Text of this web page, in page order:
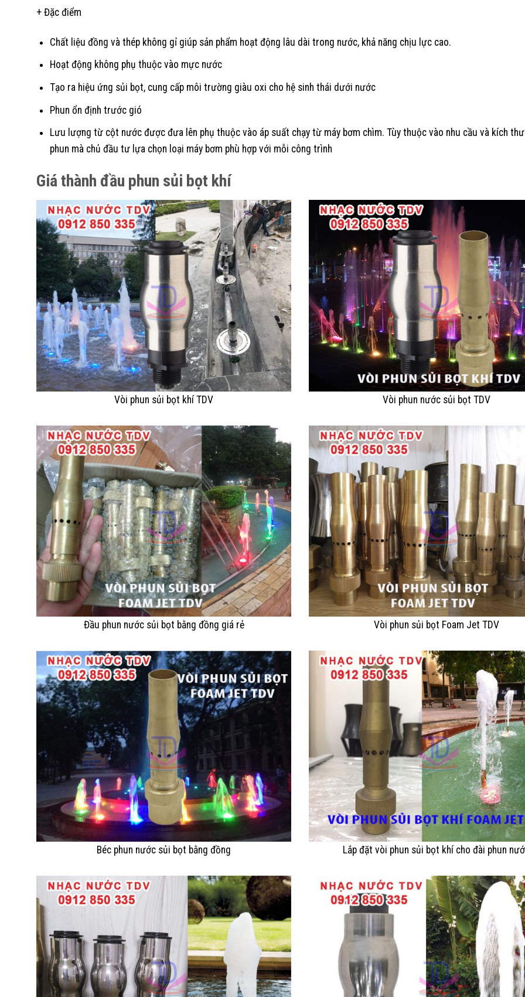
+ Đặc điểm
Chất liệu đồng và thép không gỉ giúp sản phẩm hoạt động lâu dài trong nước, khả năng chịu lực cao.
Hoạt động không phụ thuộc vào mực nước
Tạo ra hiệu ứng sủi bọt, cung cấp môi trường giàu oxi cho hệ sinh thái dưới nước
Phun ổn định trước gió
Lưu lượng từ cột nước được đưa lên phụ thuộc vào áp suất chạy từ máy bơm chìm. Tùy thuộc vào nhu cầu và kích
phun mà chủ đầu tư lựa chọn loại máy bơm phù hợp với mỗi công trình
Giá thành đầu phun sủi bọt khí
Vòi phun sủi bọt khí TDV Vòi phun nước sủi bọt TDV
Đầu phun nước sủi bọt bằng đồng giá rẻ Vòi phun sủi bọt Foam Jet TDV
Béc phun nước sủi bọt bằng đồng Lắp đặt vòi phun sủi bọt khí cho đài phun